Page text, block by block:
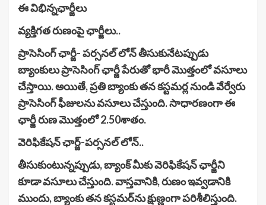
ఈ విభిన్నఛార్జీలు
వ్యక్తిగత రుణంపై ఛార్జీలు..
ప్రాసెసింగ్ ఛార్జీ- పర్సనల్ లోన్ తీసుకునేటప్పుడు
బ్యాంకులు ప్రాసెసింగ్ ఛార్జీ పేరుతో భారీ మొత్తంలో వసూలు
చేస్తాయి. అయితే, ప్రతి బ్యాంకు తన కస్టమర్ల నుండి వేర్వేరు
ప్రాసెసింగ్ ఫీజులను వసూలు చేస్తుంది. సాధారణంగా ఈ
ఛార్జీ రుణ మొత్తంలో 2.50శాతం.
వెరిఫికేషన్ ఛార్జ్-పర్సనల్ లోన్..
తీసుకుంటున్నప్పుడు, బ్యాంక్ మీకు వెరిఫికేషన్ ఛార్జీని
కూడా వసూలు చేస్తుంది. వాస్తవానికి, రుణం ఇవ్వడానికి
ముందు, బ్యాంకు తన కస్టమర్‌ను క్షుణ్ణంగా పరిశీలిస్తుంది.